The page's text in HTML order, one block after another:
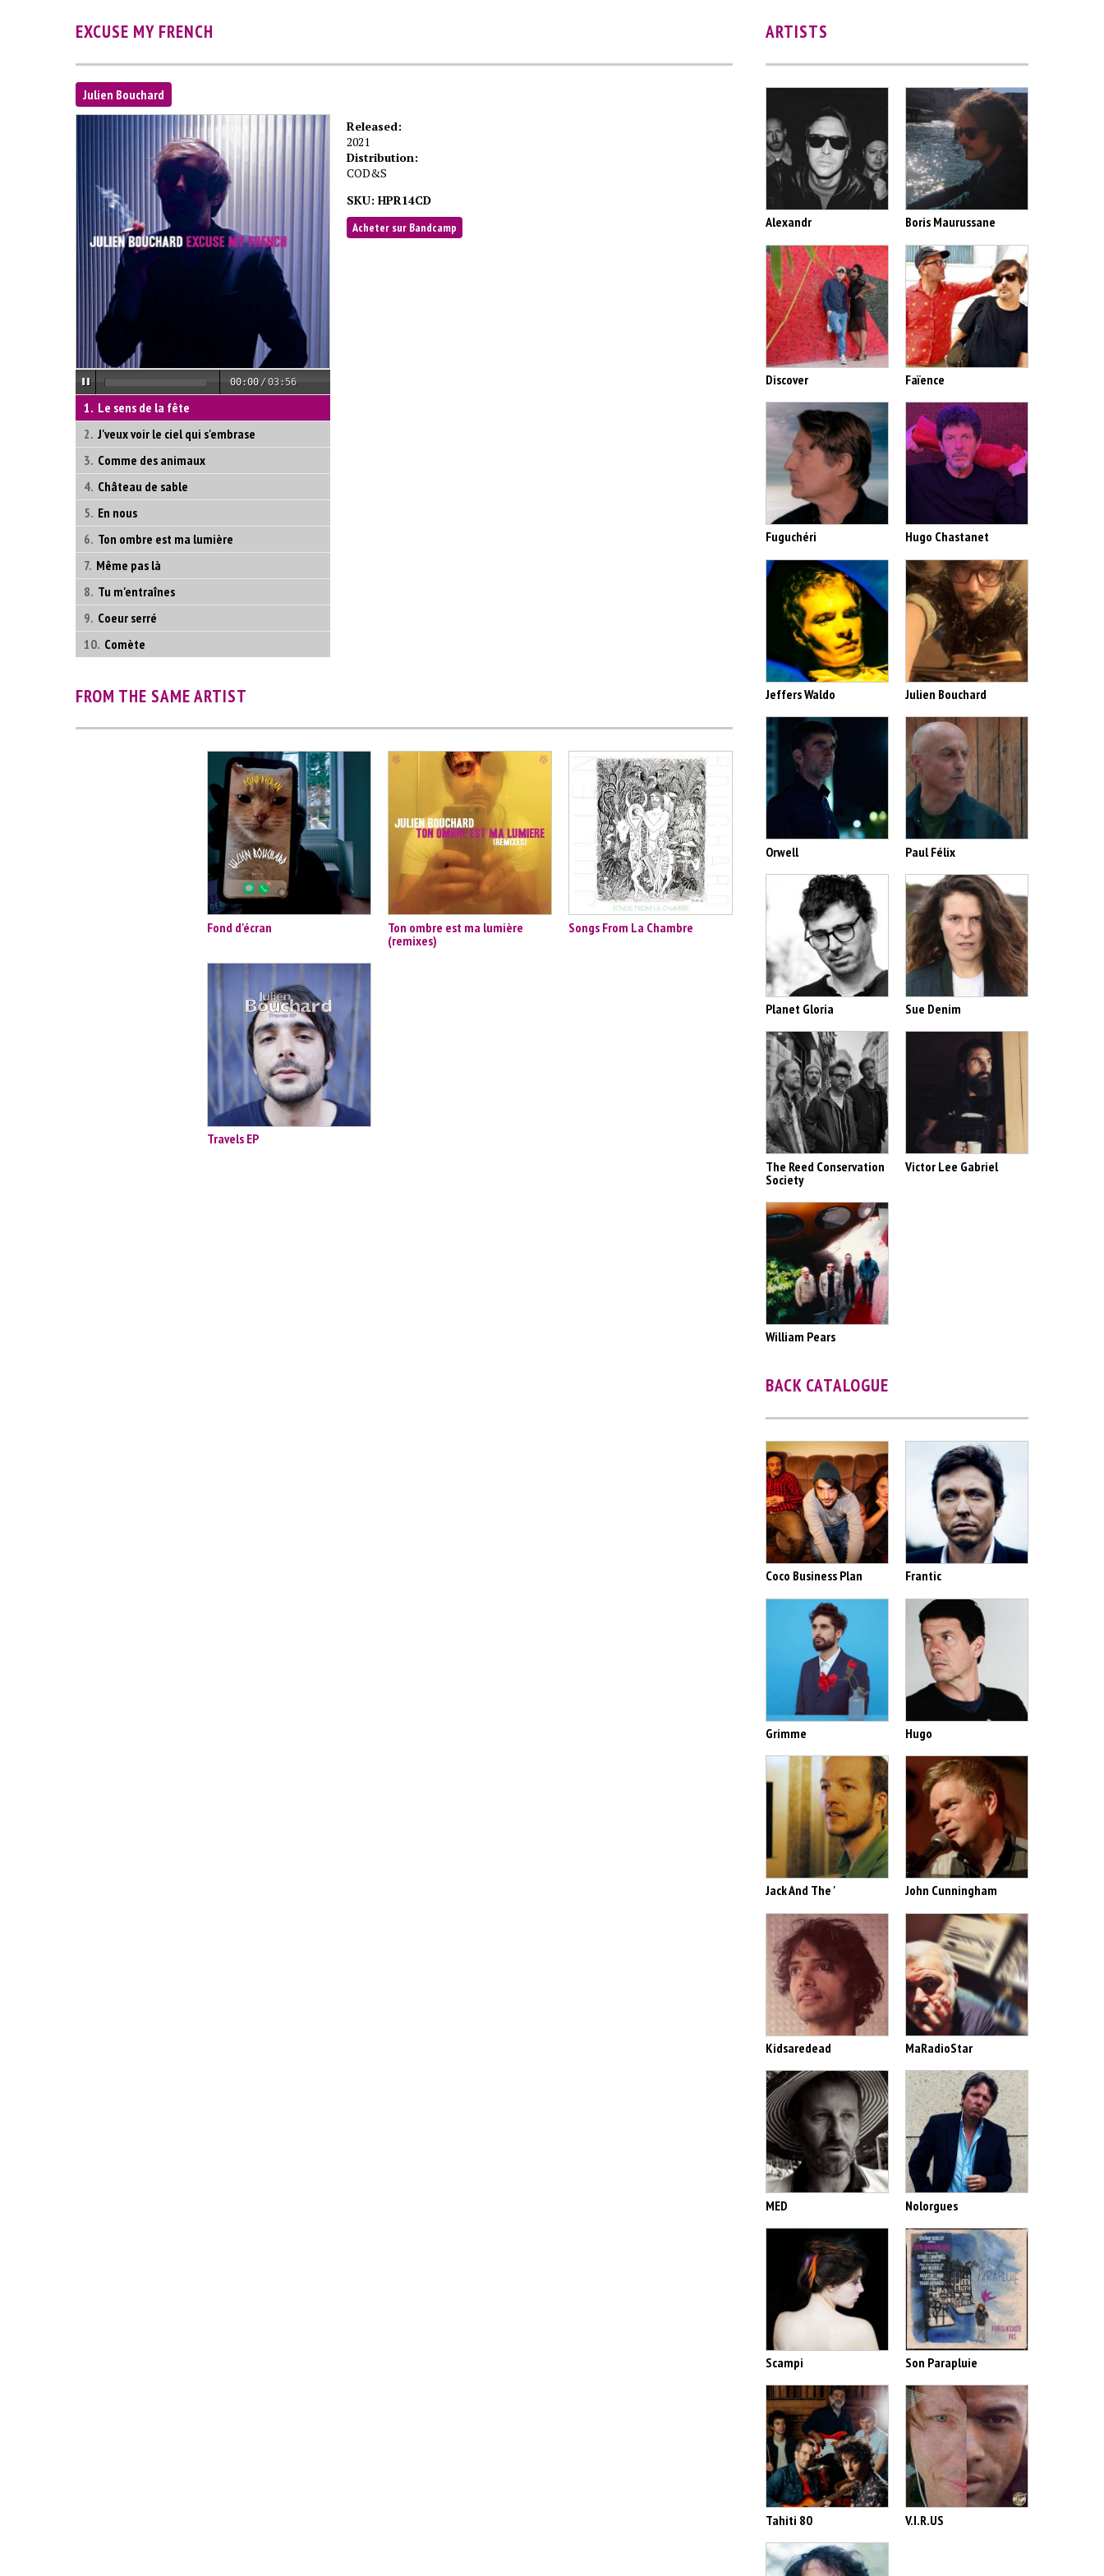
EXCUSE MY FRENCH
Julien Bouchard
00:00 /03:56
Le sens de la fête
J'veux voir le ciel qui s'embrase
Comme des animaux
Château de sable
En nous
Ton ombre est ma lumière
Même pas là
Tu m'entraînes
Coeur serré
Comète
Released:
2021
Distribution:
COD&S
SKU: HPR14CD
Acheter sur Bandcamp
FROM THE SAME ARTIST
Fond d'écran
Ton ombre est ma lumière
(remixes)
Songs From La Chambre
Travels EP
ARTISTS
Alexandr Boris Maurussane
Discover Faïence
Fuguchéri Hugo Chastanet
Jeffers Waldo Julien Bouchard
Orwell Paul Félix
Planet Gloria Sue Denim
The Reed Conservation
Society
Victor Lee Gabriel
William Pears
BACK CATALOGUE
Coco Business Plan Frantic
Grimme Hugo
Jack And The ' John Cunningham
Kidsaredead MaRadioStar
MED Nolorgues
Scampi Son Parapluie
Tahiti 80 V.I.R.US